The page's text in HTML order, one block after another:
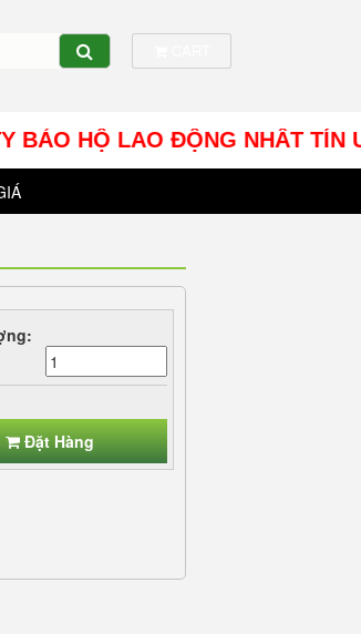
BẢO HỘ LAO ĐỘNG NHÂT TÍN
Đặt Hàng